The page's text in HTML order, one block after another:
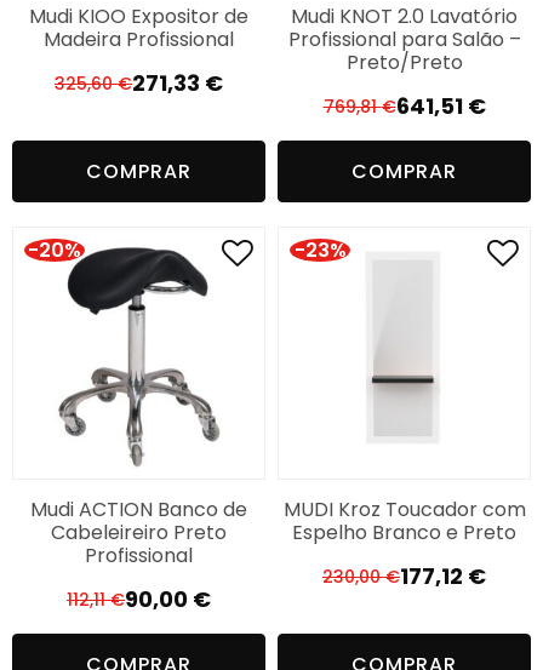
Mudi KIOO Expositor de
Madeira Profissional
325,60€ O
era:
271,33 €
O
é:
COMPRAR
Mudi KNOT 2.0 Lavatório
Profissional para Salão –
Preto/Preto
769,81€ O
preço
original
era:
769,81 €.
641,51 €
O
preço
atual
é:
COMPRAR
-20%
Mudi ACTION Banco de
Cabeleireiro Preto
Profissional
112,11€ O
preço
90,00 €
O
preço
COMPRAR
-23%
MUDI Kroz Toucador com
Espelho Branco e Preto
230,00€O
177,12 €
O
COMPRAR